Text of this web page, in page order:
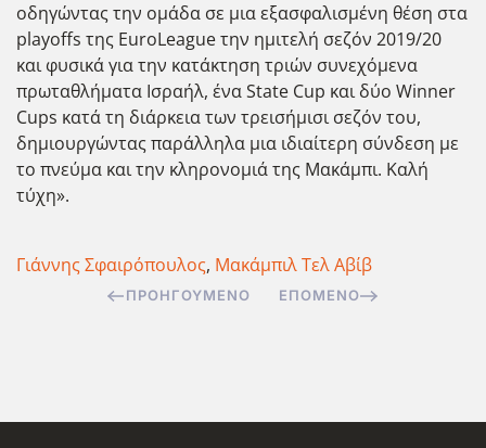
οδηγώντας την ομάδα σε μια εξασφαλισμένη θέση στα
playoffs της EuroLeague την ημιτελή σεζόν 2019/20
και φυσικά για την κατάκτηση τριών συνεχόμενα
πρωταθλήματα Ισραήλ, ένα State Cup και δύο Winner
Cups κατά τη διάρκεια των τρεισήμισι σεζόν του,
δημιουργώντας παράλληλα μια ιδιαίτερη σύνδεση με
το πνεύμα και την κληρονομιά της Μακάμπι. Καλή
τύχη».
Γιάννης Σφαιρόπουλος, Μακάμπιλ Τελ Αβίβ
ΠΡΟΗΓΟΎΜΕΝΟ ΕΠΌΜΕΝΟ